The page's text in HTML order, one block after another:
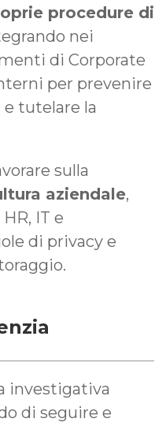
procedure di
nei
di Corporate
per prevenire
tutelare la
sulla
aziendale,
IT e
di privacy e
investigativa
di seguire e